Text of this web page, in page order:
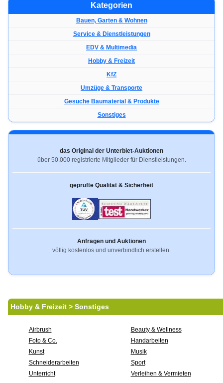
Kategorien
Bauen, Garten & Wohnen
Service & Dienstleistungen
EDV & Multimedia
Hobby & Freizeit
KfZ
Umzüge & Transporte
Gesuche Baumaterial & Produkte
Sonstiges
das Original der Unterbiet-Auktionen
über 50.000 registrierte Mitglieder für Dienstleistungen.
geprüfte Qualität & Sicherheit
Anfragen und Auktionen
völlig kostenlos und unverbindlich erstellen.
Hobby & Freizeit > Sonstiges
Airbrush
Beauty & Wellness
Foto & Co.
Handarbeiten
Kunst
Musik
Schneiderarbeiten
Sport
Unterricht
Verleihen & Vermieten